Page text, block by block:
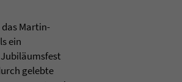
Martin-
ein
gelebte